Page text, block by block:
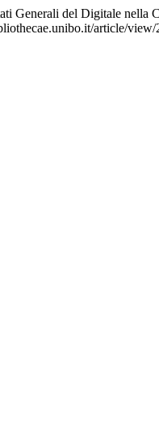
del Digitale nella
article/view/